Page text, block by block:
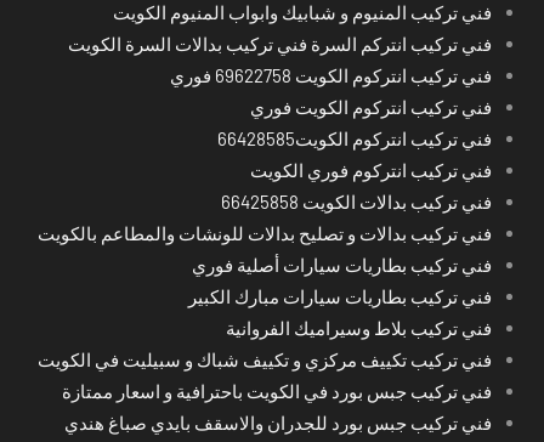
فني تركيب المنيوم و شبابيك وابواب المنيوم الكويت
فني تركيب انتركم السرة فني تركيب بدالات السرة الكويت
فني تركيب انتركوم الكويت 69622758 فوري
فني تركيب انتركوم الكويت فوري
فني تركيب انتركوم الكويت66428585
فني تركيب انتركوم فوري الكويت
فني تركيب بدالات الكويت 66425858
فني تركيب بدالات و تصليح بدالات للونشات والمطاعم بالكويت
فني تركيب بطاريات سيارات أصلية فوري
فني تركيب بطاريات سيارات مبارك الكبير
فني تركيب بلاط وسيراميك الفروانية
فني تركيب تكييف مركزي و تكييف شباك و سبيليت في الكويت
فني تركيب جبس بورد في الكويت باحترافية و اسعار ممتازة
فني تركيب جبس بورد للجدران والاسقف بايدي صباغ هندي